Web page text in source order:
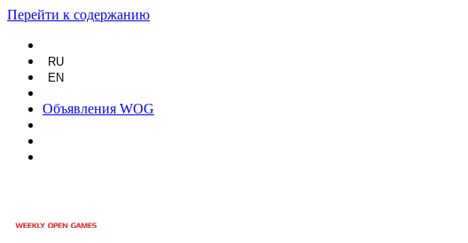
Перейти к содержанию
RU
EN
Объявления WOG